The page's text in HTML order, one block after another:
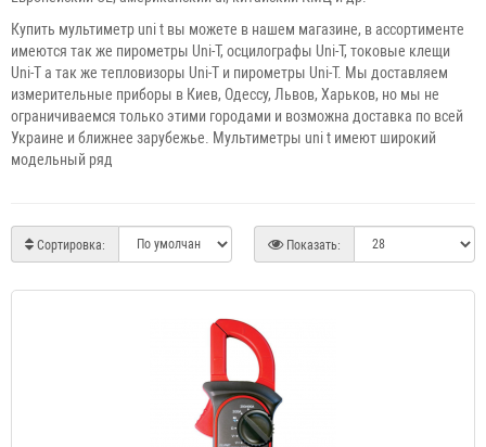
Купить мультиметр uni t вы можете в нашем магазине, в ассортименте
имеются так же пирометры Uni-T, осцилографы Uni-T, токовые клещи
Uni-T а так же тепловизоры Uni-T и пирометры Uni-T. Мы доставляем
измерительные приборы в Киев, Одессу, Львов, Харьков, но мы не
ограничиваемся только этими городами и возможна доставка по всей
Украине и ближнее зарубежье. Мультиметры uni t имеют широкий
модельный ряд
Сортировка: Показать: